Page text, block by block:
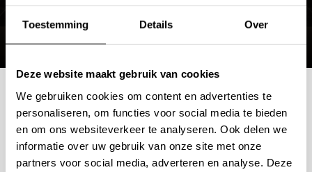
Toestemming Details Over
Deze website maakt gebruik van cookies
We gebruiken cookies om content en advertenties te
personaliseren, om functies voor social media te bieden
en om ons websiteverkeer te analyseren. Ook delen we
informatie over uw gebruik van onze site met onze
partners voor social media, adverteren en analyse. Deze
Mogelijkheden
bespreken?